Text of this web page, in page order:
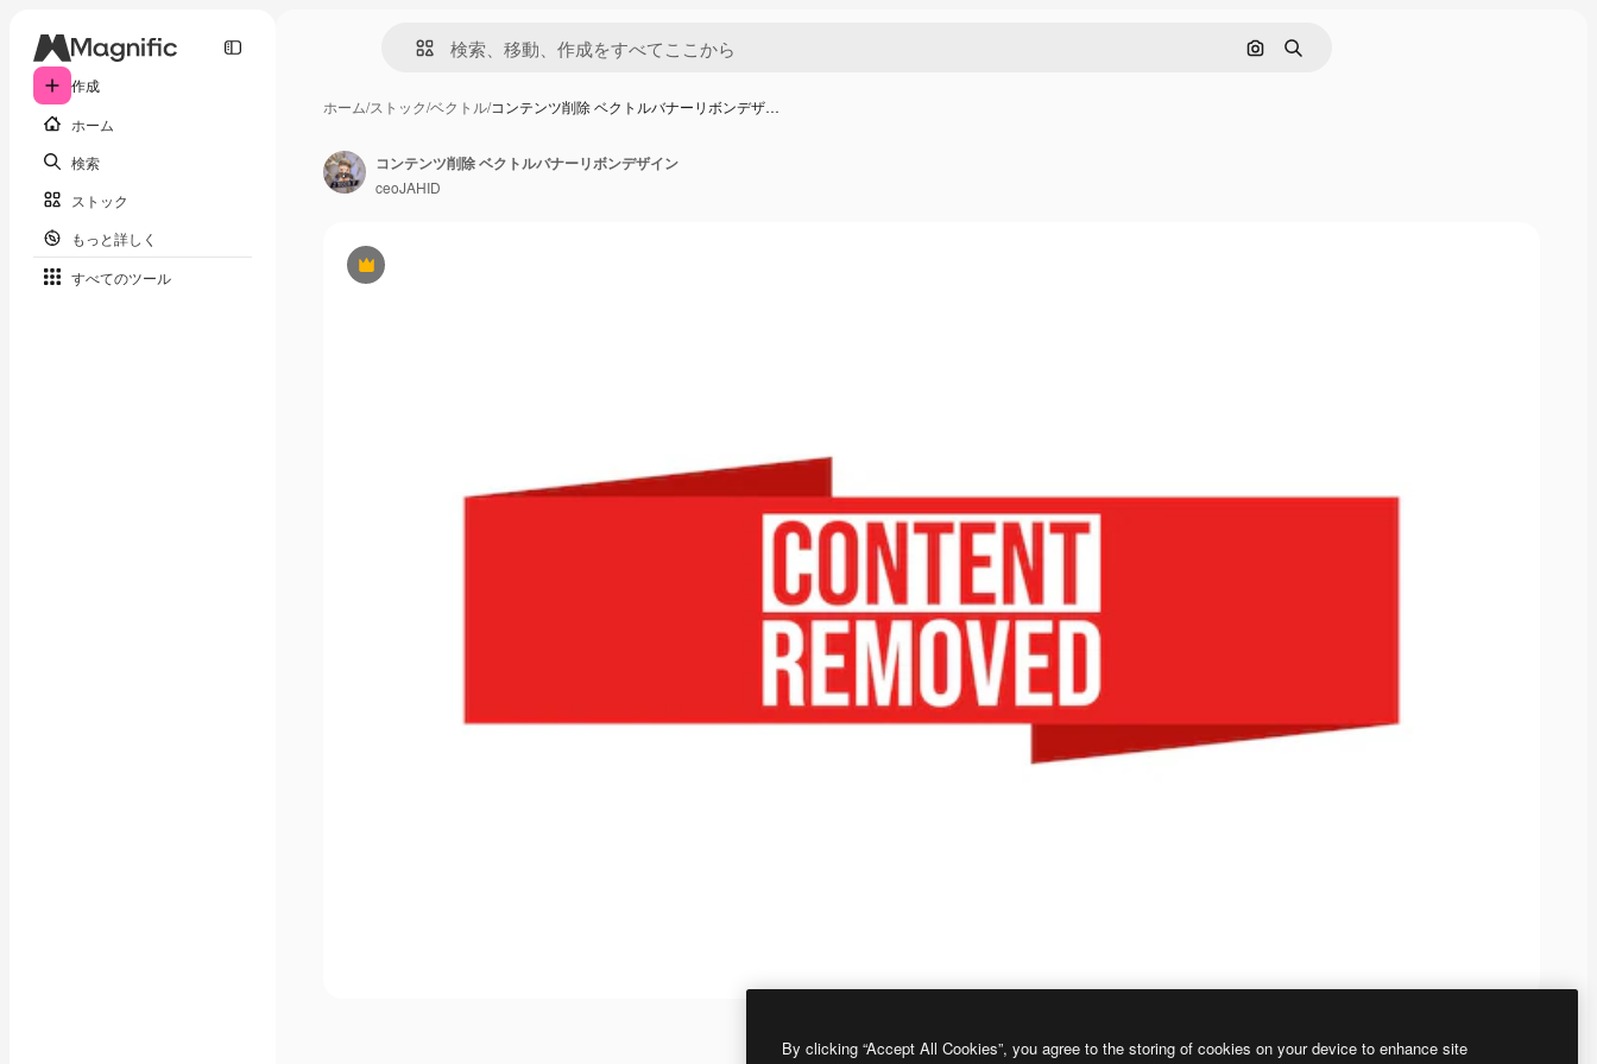
作成
ホーム
検索
ストック
もっと詳しく
すべてのツール
画像で検索
検索
ホーム/ストック/ベクトル/コンテンツ削除 ベクトルバナーリボンデザ…
Premium
コンテンツ削除 ベクトルバナーリボンデザイン
ceoJAHID
By clicking “Accept All Cookies”, you agree to the storing of cookies on your device to enhance site